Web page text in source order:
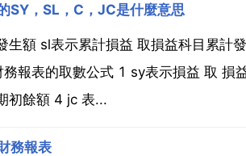
SY，SL，C，JC是什麼意思
生額 sl表示累計損益 取損益科目累計
報表的取數公式 1 sy表示損益 取 損
初餘額 4 jc 表...
務報表